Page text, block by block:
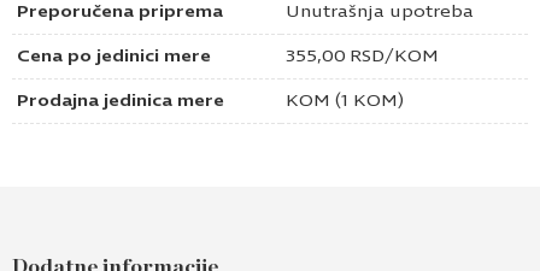
Preporučena priprema Unutrašnja upotreba
Cena po jedinici mere 355,00 RSD/KOM
Prodajna jedinica mere KOM (1 KOM)